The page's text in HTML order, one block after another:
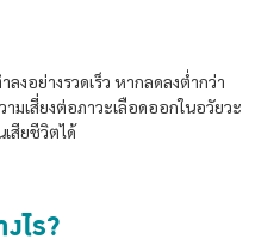
งอย่างรวดเร็ว หากลดลงต่ำกว่า
มเสี่ยงต่อภาวะเลือดออกในอวัยวะ
เสียชีวิตได้
ไร?